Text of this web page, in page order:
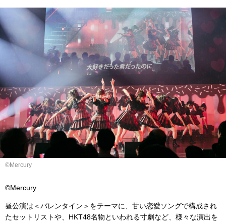
©Mercury
©Mercury
昼公演は＜バレンタイン＞をテーマに、甘い恋愛ソングで構成され
たセットリストや、HKT48名物といわれる寸劇など、様々な演出を